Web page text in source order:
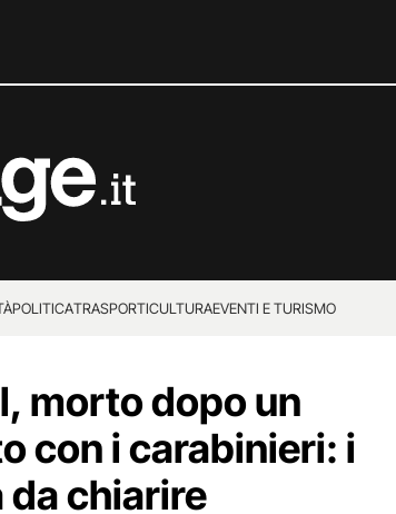
POLITICATRASPORTICULTURAEVENTI E TURISMO
morto dopo un
con i carabinieri: i
da chiarire